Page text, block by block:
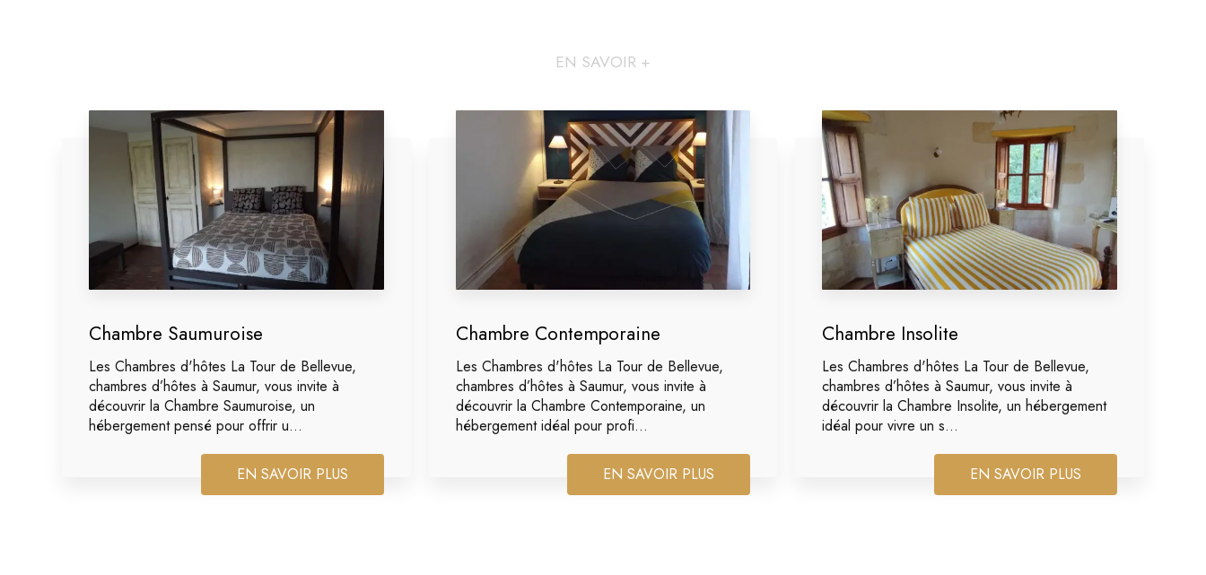
EN SAVOIR +
Chambre Saumuroise
Les Chambres d'hôtes La Tour de Bellevue,
chambres d’hôtes à Saumur, vous invite à
découvrir la Chambre Saumuroise, un
hébergement pensé pour offrir u...
EN SAVOIR PLUS
Chambre Contemporaine
Les Chambres d'hôtes La Tour de Bellevue,
chambres d’hôtes à Saumur, vous invite à
découvrir la Chambre Contemporaine, un
hébergement idéal pour profi...
EN SAVOIR PLUS
Chambre Insolite
Les Chambres d'hôtes La Tour de Bellevue,
chambres d’hôtes à Saumur, vous invite à
découvrir la Chambre Insolite, un hébergement
idéal pour vivre un s...
EN SAVOIR PLUS